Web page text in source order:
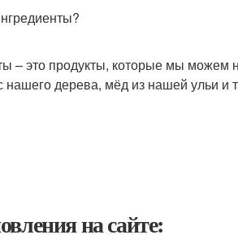
– это продукты, которые мы можем
дерева, мёд из нашей ульи и
на сайте: